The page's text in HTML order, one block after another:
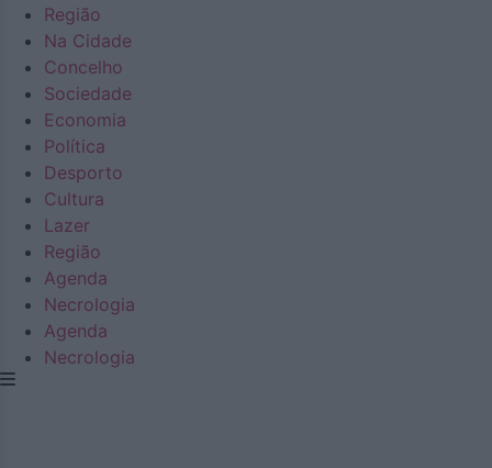
Região
Na Cidade
Concelho
Sociedade
Economia
Política
Desporto
Cultura
Lazer
Região
Agenda
Necrologia
Agenda
Necrologia